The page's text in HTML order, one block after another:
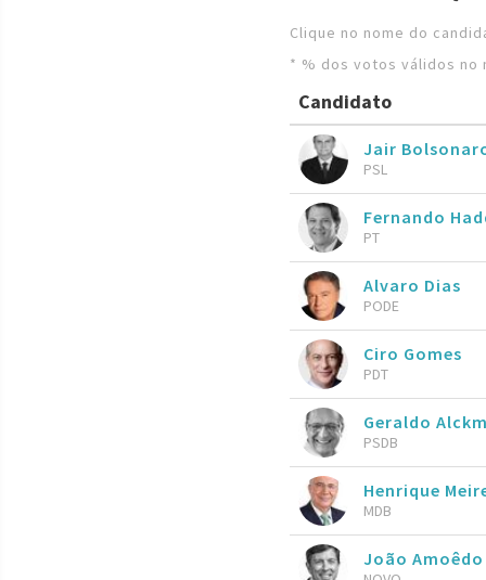
Clique no nome do
* % dos votos válidos no
Candidato
Jair
PSL
Fernando
PT
Alvaro Dias
PODE
Ciro Gomes
PDT
Geraldo
PSDB
Henrique
MDB
João Amoêdo